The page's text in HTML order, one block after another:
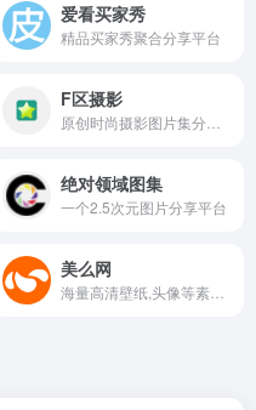
爱看买家秀
精品买家秀聚合分享平台
F区摄影
绝对领域图集
一个2.5次元图片分享平台
美么网